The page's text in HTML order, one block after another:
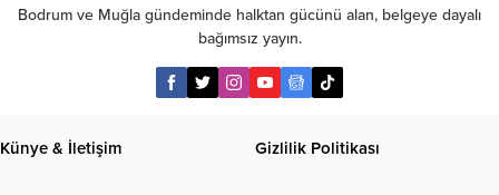
Bodrum ve Muğla gündeminde halktan gücünü alan, belgeye dayalı
bağımsız yayın.
Künye & İletişim Gizlilik Politikası